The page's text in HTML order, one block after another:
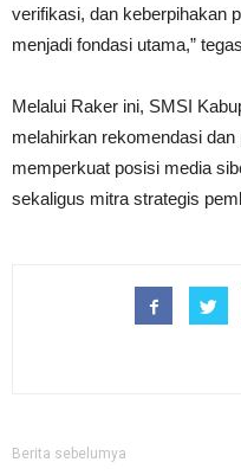
verifikasi, dan keberpihakan
menjadi fondasi utama,”
Melalui Raker ini, SMSI
melahirkan rekomendasi
memperkuat posisi media
sekaligus mitra strategis
Berita sebelumya